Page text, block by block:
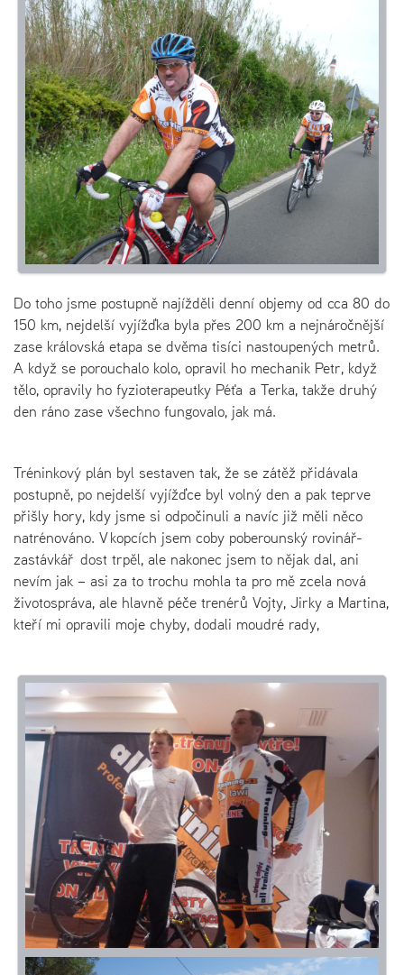
Do toho jsme postupně najížděli denní objemy od cca 80 do
150 km, nejdelší vyjížďka byla přes 200 km a nejnáročnější
zase královská etapa se dvěma tisíci nastoupených metrů.
A když se porouchalo kolo, opravil ho mechanik Petr, když
tělo, opravily ho fyzioterapeutky Péťa a Terka, takže druhý
den ráno zase všechno fungovalo, jak má.
Tréninkový plán byl sestaven tak, že se zátěž přidávala
postupně, po nejdelší vyjížďce byl volný den a pak teprve
přišly hory, kdy jsme si odpočinuli a navíc již měli něco
natrénováno. V kopcích jsem coby poberounský rovinář-
zastávkář dost trpěl, ale nakonec jsem to nějak dal, ani
nevím jak – asi za to trochu mohla ta pro mě zcela nová
životospráva, ale hlavně péče trenérů Vojty, Jirky a Martina,
kteří mi opravili moje chyby, dodali moudré rady,